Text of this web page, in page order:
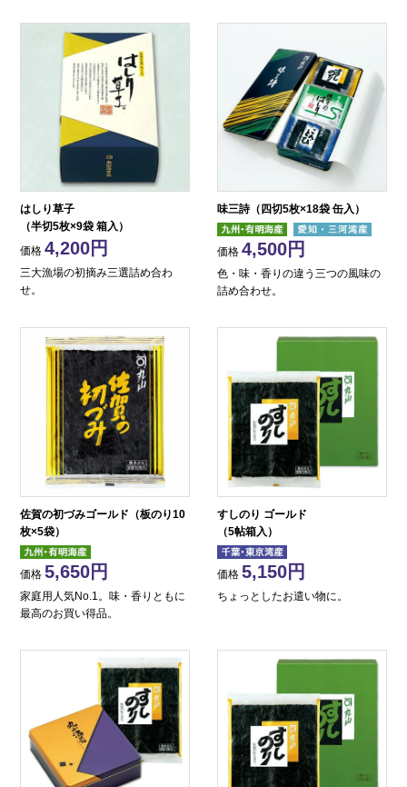
はしり草子
（半切5枚×9袋 箱入）
価格 4,200
三大漁場の初摘み三選詰め合わ
せ。
味三詩（四切5枚×18袋 缶入）
価格 4,500
色・味・香りの違う三つの風味の
詰め合わせ。
佐賀の初づみゴールド（板のり10
枚×5袋）
価格 5,650
家庭用人気No.1。味・香りともに
最高のお買い得品。
すしのり ゴールド
（5帖箱入）
価格 5,150
ちょっとしたお遣い物に。